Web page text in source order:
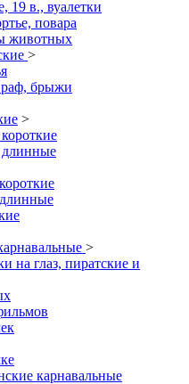
в., вуалетки
повара
животных
>
раф, брыжи
>
>
на глаз, пиратские и
карнавальные